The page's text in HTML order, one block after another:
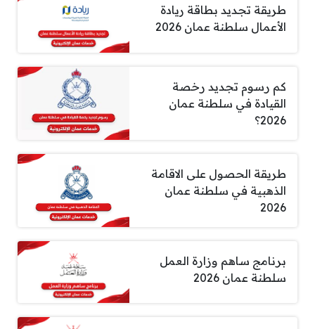
طريقة تجديد بطاقة ريادة
الأعمال سلطنة عمان 2026
كم رسوم تجديد رخصة
القيادة في سلطنة عمان
2026؟
طريقة الحصول على الاقامة
الذهبية في سلطنة عمان
2026
برنامج ساهم وزارة العمل
سلطنة عمان 2026